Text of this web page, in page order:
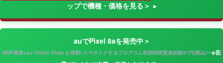
ップで機種・価格を見る＞
auでPixel 8aを発売中＞
MNP乗換+au Online Shop お得割+スマホトクするプログラム利用時実質負担額47円(税込)〜※在